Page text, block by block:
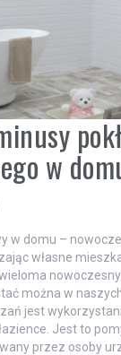
w
w domu –
własne
można w
jest
Jest to
przez osoby